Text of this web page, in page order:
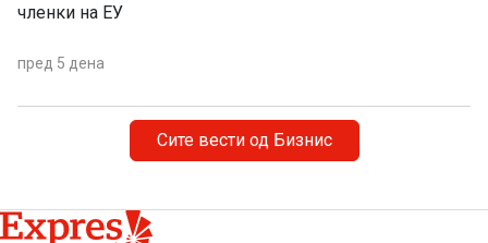
членки на ЕУ
пред 5 дена
Сите вести од Бизнис